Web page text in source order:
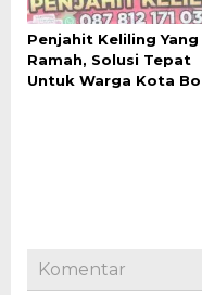
Penjahit Keliling Yang
Ramah, Solusi Tepat
Untuk Warga Kota
Komentar